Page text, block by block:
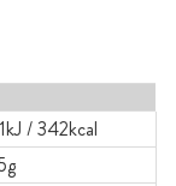
/ 342kcal